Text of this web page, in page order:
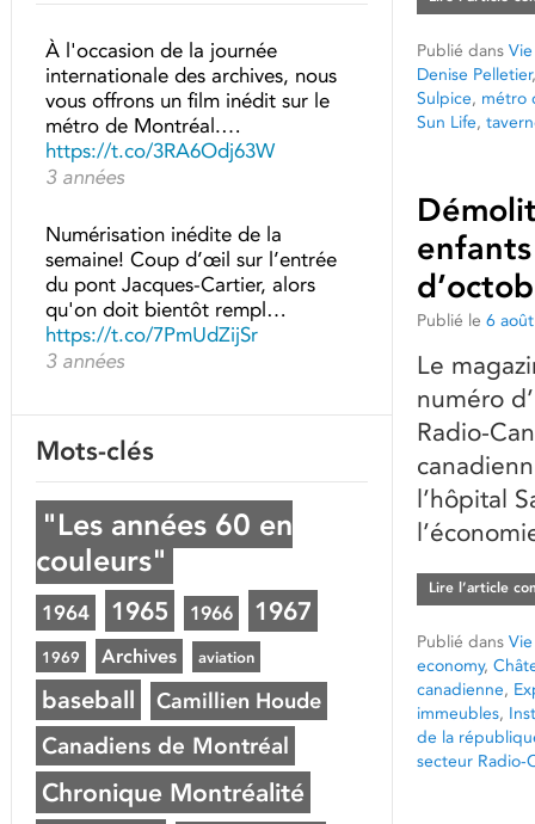
Publié dans
Denise Pelletier
Sulpice, métro
Sun Life,
Publié le 6
Le
numéro
Radio-
l’hôpital
Lire l’article
Publié dans
economy,
canadienne,
immeubles,
de la
secteur Radio-
À l'occasion de la journée
internationale des archives, nous
vous offrons un film inédit sur le
métro de Montréal.…
https://t.co/3RA6Odj63W
3 années
Numérisation inédite de la
semaine! Coup d’œil sur l’entrée
du pont Jacques-Cartier, alors
qu'on doit bientôt rempl…
https://t.co/7PmUdZijSr
3 années
Mots-clés
"Les années 60 en
couleurs"
1964 1965 1966 1967
1969 Archives aviation
baseball Camillien Houde
Canadiens de Montréal
Chronique Montréalité